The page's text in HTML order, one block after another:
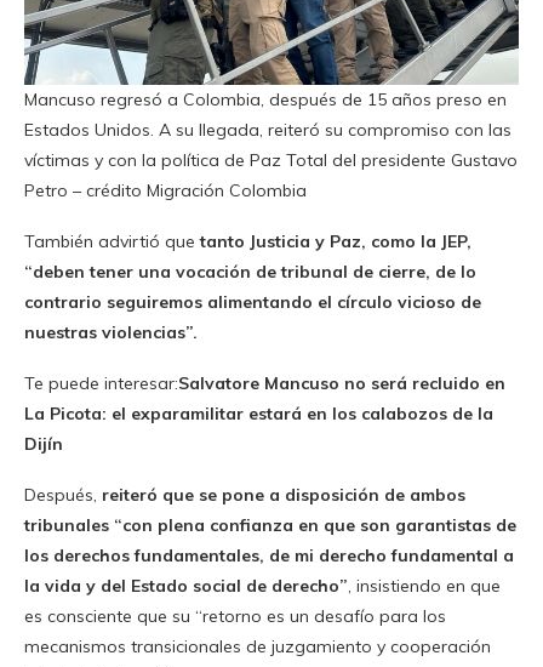
Mancuso regresó a Colombia, después de 15 años preso en
Estados Unidos. A su llegada, reiteró su compromiso con las
víctimas y con la política de Paz Total del presidente Gustavo
Petro – crédito Migración Colombia
También advirtió quetanto Justicia y Paz, como la JEP,
“deben tener una vocación de tribunal de cierre, de lo
contrario seguiremos alimentando el círculo vicioso de
nuestras violencias”.
Te puede interesar:Salvatore Mancuso no será recluido en
La Picota: el exparamilitar estará en los calabozos de la
Dijín
Después, reiteró que se pone a disposición de ambos
tribunales “con plena confianza en que son garantistas de
los derechos fundamentales, de mi derecho fundamental a
la vida y del Estado social de derecho”, insistiendo en que
es consciente que su “retorno es un desafío para los
mecanismos transicionales de juzgamiento y cooperación